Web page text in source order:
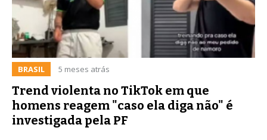
BRASIL 5 meses atrás
Trend violenta no TikTok em que
homens reagem "caso ela diga não" é
investigada pela PF